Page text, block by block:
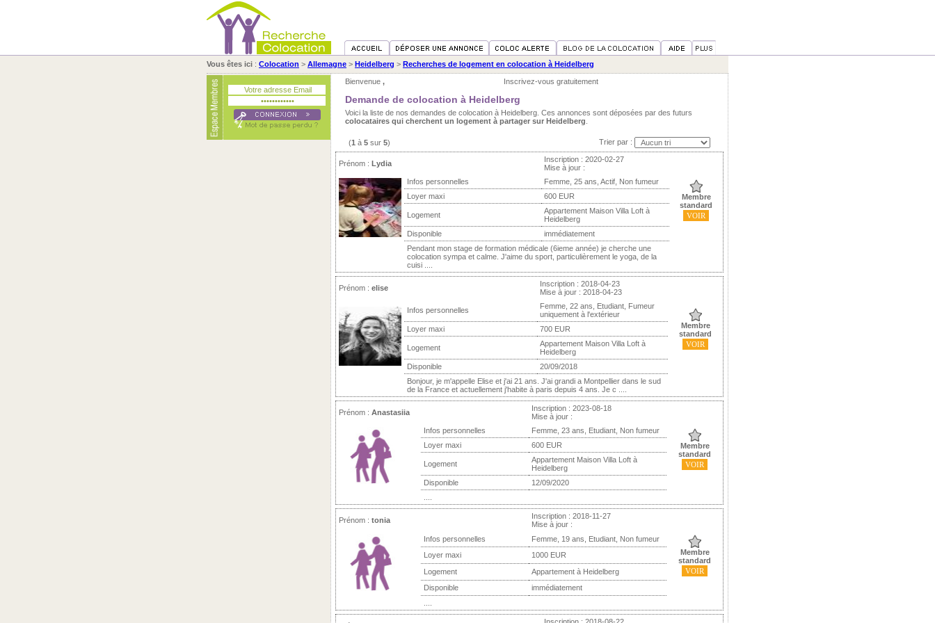
Vous êtes ici : Colocation > Allemagne > Heidelberg > Recherches de logement en colocation à Heidelberg
Bienvenue , Inscrivez-vous gratuitement
Demande de colocation à Heidelberg
Voici la liste de nos demandes de colocation à Heidelberg. Ces annonces sont déposées par des futurs
colocataires qui cherchent un logement à partager sur Heidelberg
(1 à 5 sur 5) Trier par :
Prénom : Lydia
Inscription : 2020-02-27
Mise à jour :
Infos personnelles
Femme, 25 ans, Actif, Non fumeur
Membre
standard
VOIR
Loyer maxi 600 EUR
Logement
Appartement Maison Villa Loft à
Heidelberg
Disponible
immédiatement
Pendant mon stage de formation médicale (6ieme année) je cherche une
colocation sympa et calme. J'aime du sport, particulièrement le yoga, de la
cuisi ....
Prénom : elise
Inscription : 2018-04-23
Mise à jour : 2018-04-23
Infos personnelles
Femme, 22 ans, Etudiant, Fumeur
uniquement à l'extérieur
Membre
standard
VOIR
Loyer maxi 700 EUR
Logement
Appartement Maison Villa Loft à
Heidelberg
Disponible
20/09/2018
Bonjour, je m'appelle Elise et j'ai 21 ans. J'ai grandi a Montpellier dans le sud
de la France et actuellement j'habite à paris depuis 4 ans. Je c ....
Prénom : Anastasiia
Inscription : 2023-08-18
Mise à jour :
Infos personnelles
Femme, 23 ans, Etudiant, Non fumeur
Membre
standard
VOIR
Loyer maxi 600 EUR
Logement
Appartement Maison Villa Loft à
Heidelberg
Disponible
12/09/2020
Prénom : tonia
Inscription : 2018-11-27
Mise à jour :
Infos personnelles
Femme, 19 ans, Etudiant, Non fumeur
Membre
standard
VOIR
Loyer maxi
1000 EUR
Logement
Appartement à Heidelberg
Disponible
immédiatement